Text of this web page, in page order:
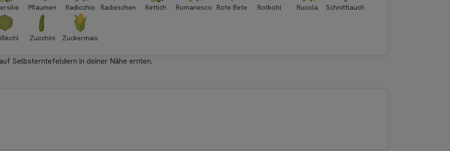
Pflaumen Radicchio Radieschen Rettich Romanesco Rote Bete Rotkohl Rucola Schnittlauch
Zucchini Zuckermais
Selbsterntefeldern in deiner Nähe ernten.